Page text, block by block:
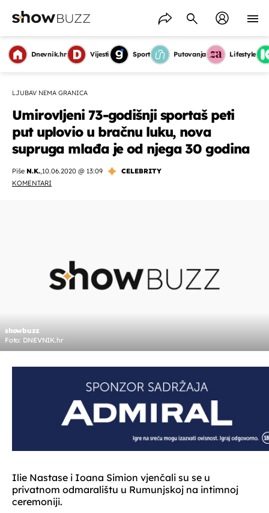
Dnevnik.hr Vijesti Sport Putovanja Lifestyle
LJUBAV NEMA GRANICA
Umirovljeni 73-godišnji sportaš peti
put uplovio u bračnu luku, nova
supruga mlađa je od njega 30 godina
Piše N.K.,10.06.2020 @ 13:09
CELEBRITY
KOMENTARI
showbuzz
Foto: DNEVNIK.hr
Ilie Nastase i Ioana Simion vjenčali su se u
privatnom odmaralištu u Rumunjskoj na intimnoj
ceremoniji.